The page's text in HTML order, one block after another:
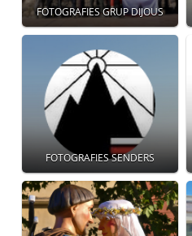
FOTOGRAFIES GRUP DIJOUS
FOTOGRAFIES SENDERS